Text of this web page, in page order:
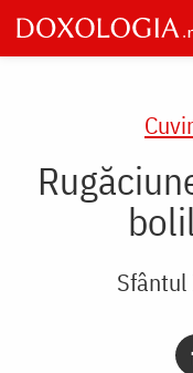
Skip
to
main